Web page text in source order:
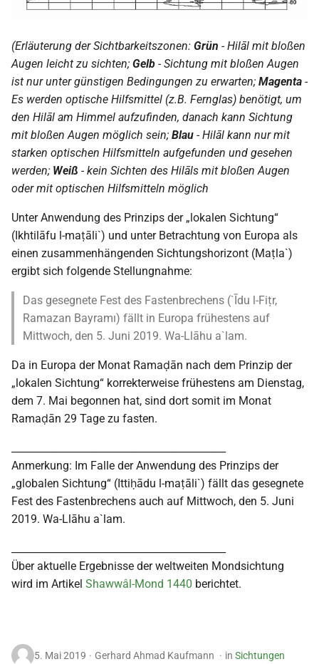
(Erläuterung der Sichtbarkeitszonen: Grün - Hilāl mit bloßen
Augen leicht zu sichten; Gelb - Sichtung mit bloßen Augen
ist nur unter günstigen Bedingungen zu erwarten; Magenta -
Es werden optische Hilfsmittel (z.B. Fernglas) benötigt, um
den Hilāl am Himmel aufzufinden, danach kann Sichtung
mit bloßen Augen möglich sein; Blau - Hilāl kann nur mit
starken optischen Hilfsmitteln aufgefunden und gesehen
werden; Weiß - kein Sichten des Hilāls mit bloßen Augen
oder mit optischen Hilfsmitteln möglich
Unter Anwendung des Prinzips der „lokalen Sichtung“
(Ikhtilāfu l-maṭāli`) und unter Betrachtung von Europa als
einen zusammenhängenden Sichtungshorizont (Maṭla`)
ergibt sich folgende Stellungnahme:
Das gesegnete Fest des Fastenbrechens (`Īdu l-Fiṭr,
Ramazan Bayramı) fällt in Europa frühestens auf
Mittwoch, den 5. Juni 2019. Wa-Llāhu a`lam.
Da in Europa der Monat Ramaḍān nach dem Prinzip der
„lokalen Sichtung“ korrekterweise frühestens am Dienstag,
dem 7. Mai begonnen hat, sind dort somit im Monat
Ramaḍān 29 Tage zu fasten.
Anmerkung: Im Falle der Anwendung des Prinzips der
„globalen Sichtung“ (Ittiḥādu l-maṭāli`) fällt das gesegnete
Fest des Fastenbrechens auch auf Mittwoch, den 5. Juni
2019. Wa-Llāhu a`lam.
Über aktuelle Ergebnisse der weltweiten Mondsichtung
wird im Artikel Shawwâl-Mond 1440 berichtet.
5. Mai 2019 Gerhard Ahmad Kaufmann in Sichtungen